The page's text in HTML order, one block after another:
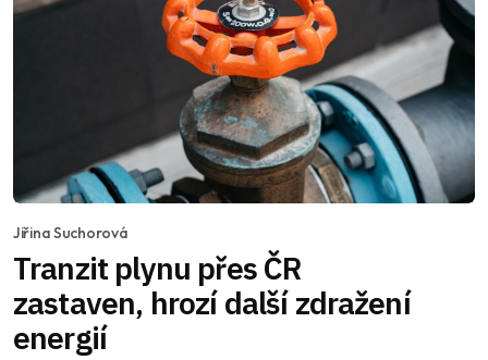
Jiřina Suchorová
Tranzit plynu přes ČR
zastaven, hrozí další zdražení
energií